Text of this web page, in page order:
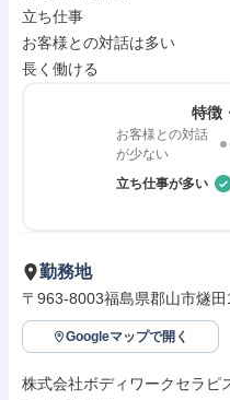
立ち仕事
お客様との対話は多い
長く働ける
特徴
お客様との対話
が少ない
立ち仕事が多い
勤務地
〒963-8003福島県郡山市燧
Googleマップで開く
株式会社ボディワークセラピ